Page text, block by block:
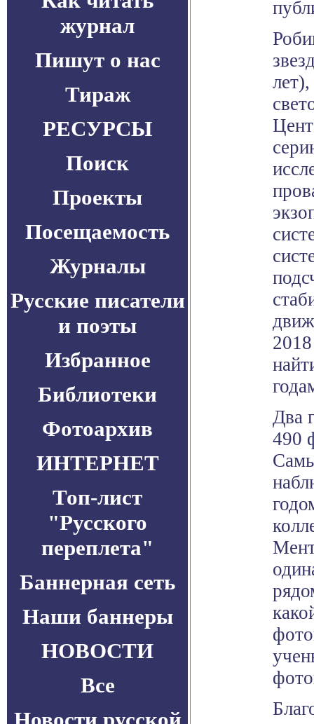
журнал
Пишут о нас
Тираж
РЕСУРСЫ
Поиск
Проекты
Посещаемость
Журналы
Русские писатели
и поэты
Избранное
Библиотеки
Фотоархив
ИНТЕРНЕТ
Топ-лист
"Русского
переплета"
Баннерная сеть
Наши баннеры
НОВОСТИ
Все
Два
490